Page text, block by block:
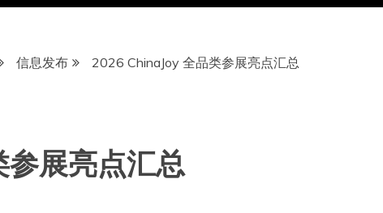
信息发布 2026 ChinaJoy 全品类参展亮点汇总
参展亮点汇总